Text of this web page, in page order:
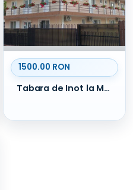
1500.00 RON
Tabara de Inot la Mare – Costinesti